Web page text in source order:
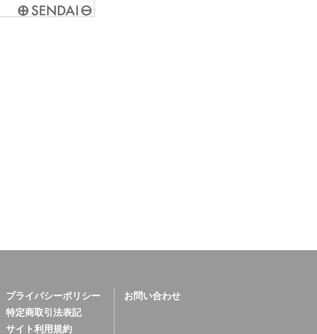
プライバシーポリシー
特定商取引法表記
サイト利用規約
お問い合わせ